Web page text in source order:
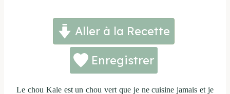
Aller à la Recette
Enregistrer
Le chou Kale est un chou vert que je ne cuisine jamais et je